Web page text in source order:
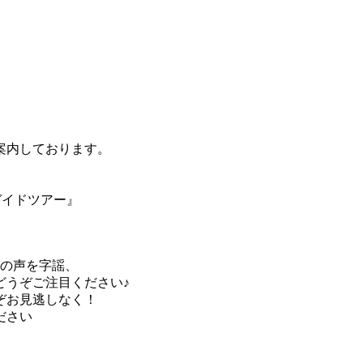
しております。
ドツアー』
声を字謡、
うぞご注目ください♪
見逃しなく！
さい